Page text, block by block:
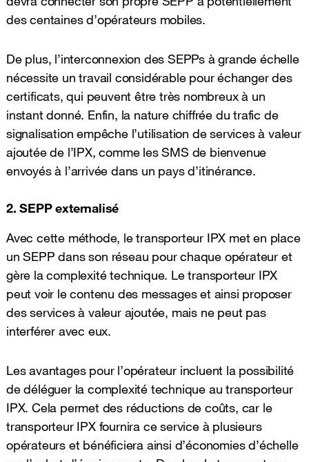
des centaines d’opérateurs mobiles.
De plus, l’interconnexion des SEPPs à grande échelle
nécessite un travail considérable pour échanger des
certificats, qui peuvent être très nombreux à un
instant donné. Enfin, la nature chiffrée du trafic de
signalisation empêche l’utilisation de services à valeur
ajoutée de l’IPX, comme les SMS de bienvenue
envoyés à l’arrivée dans un pays d’itinérance.
2. SEPP externalisé
Avec cette méthode, le transporteur IPX met en place
un SEPP dans son réseau pour chaque opérateur et
gère la complexité technique. Le transporteur IPX
peut voir le contenu des messages et ainsi proposer
des services à valeur ajoutée, mais ne peut pas
interférer avec eux.
Les avantages pour l’opérateur incluent la possibilité
de déléguer la complexité technique au transporteur
IPX. Cela permet des réductions de coûts, car le
transporteur IPX fournira ce service à plusieurs
opérateurs et bénéficiera ainsi d’économies d’échelle